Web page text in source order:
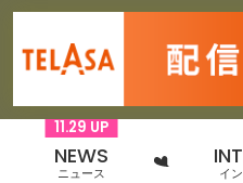
NEWS
ニュース
11.29 UP
イ